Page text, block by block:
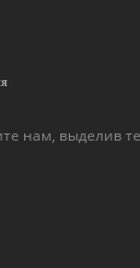
нам, выделив